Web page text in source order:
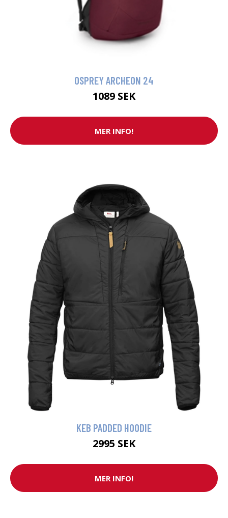
OSPREY ARCHEON 24
1089 SEK
MER INFO!
KEB PADDED HOODIE
2995 SEK
MER INFO!